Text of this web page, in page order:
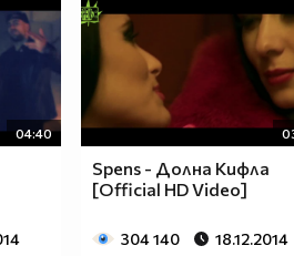
04:40
Spens - Долна Кифла
[Official HD Video]
304 140 18.12.2014